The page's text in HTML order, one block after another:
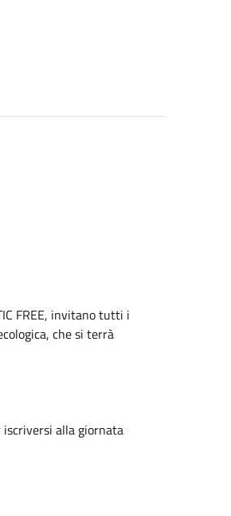
FREE, invitano tutti i
che si terrà
alla giornata